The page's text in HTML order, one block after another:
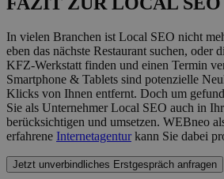
In vielen Branchen ist Local SEO nicht
eben das nächste Restaurant suchen, oder
KFZ-Werkstatt finden und einen Termin
Smartphone & Tablets sind potenzielle
Klicks von Ihnen entfernt. Doch um
Sie als Unternehmer Local SEO auch in
berücksichtigen und umsetzen. WEBneo
erfahrene Internetagenturkann Sie dabei
Jetzt unverbindliches Erstgespräch anfragen